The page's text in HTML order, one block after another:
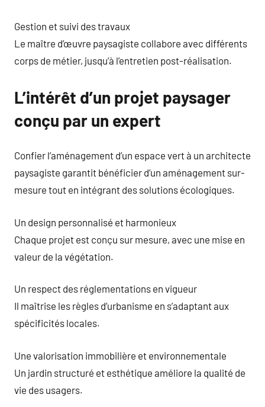
Gestion et suivi des travaux
Le maître d’œuvre paysagiste collabore avec différents
corps de métier, jusqu’à l’entretien post-réalisation.
L’intérêt d’un projet paysager
conçu par un expert
Confier l’aménagement d’un espace vert à un architecte
paysagiste garantit bénéficier d’un aménagement sur-
mesure tout en intégrant des solutions écologiques.
Un design personnalisé et harmonieux
Chaque projet est conçu sur mesure, avec une mise en
valeur de la végétation.
Un respect des réglementations en vigueur
Il maîtrise les règles d’urbanisme en s’adaptant aux
spécificités locales.
Une valorisation immobilière et environnementale
Un jardin structuré et esthétique améliore la qualité de
vie des usagers.